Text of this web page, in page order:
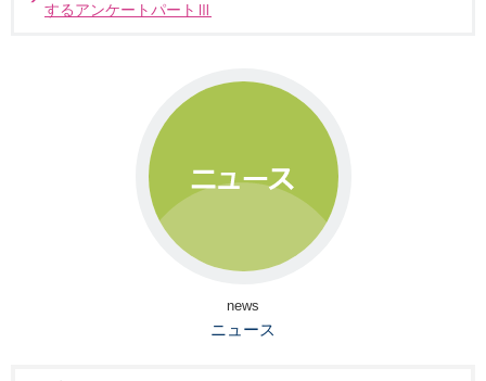
するアンケートパートⅢ
news
ニュース